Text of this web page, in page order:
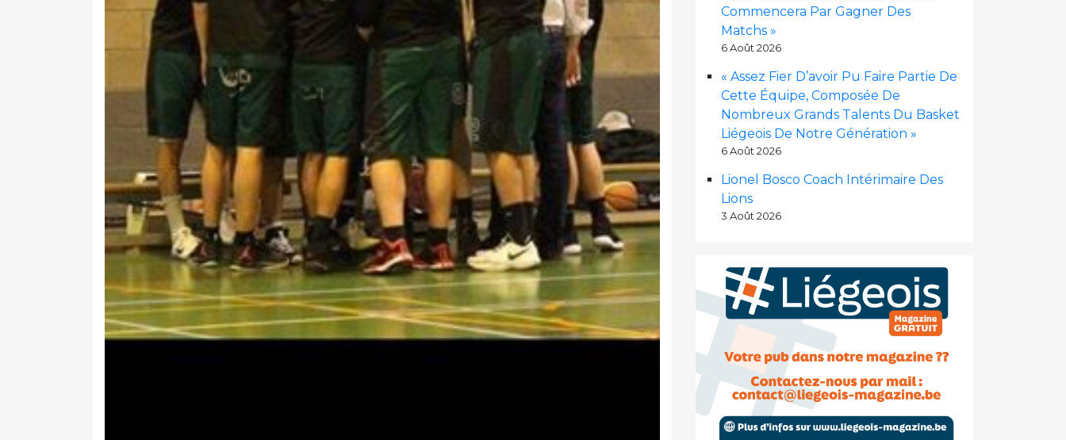
Commencera Par Gagner Des
Matchs »
6 Août 2026
« Assez Fier D’avoir Pu Faire Partie De
Cette Équipe, Composée De
Nombreux Grands Talents Du Basket
Liégeois De Notre Génération »
6 Août 2026
Lionel Bosco Coach Intérimaire Des
Lions
3 Août 2026